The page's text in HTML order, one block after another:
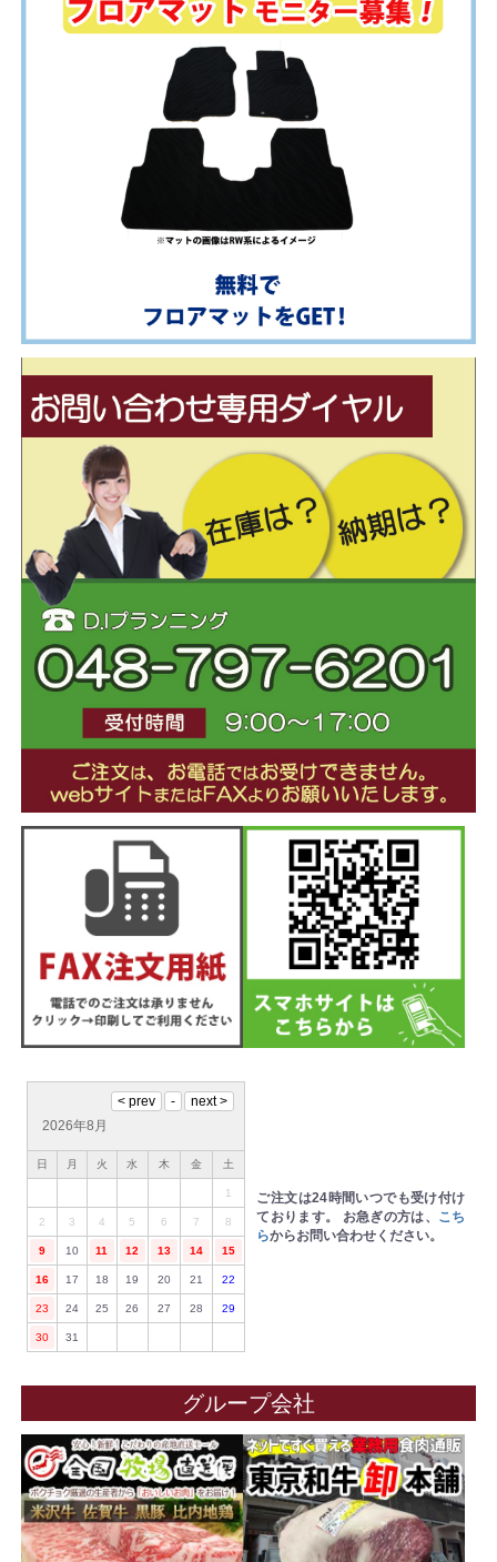
2026年8月
日 月 火 水 木 金 土
1
2 3 4 5 6 7 8
9 10 11 12 13 14 15
16 17 18 19 20 21 22
23 24 25 26 27 28 29
30 31
ご注文は24時間いつでも受け付け
ております。 お急ぎの方は、 こち
らからお問い合わせください。
グループ会社